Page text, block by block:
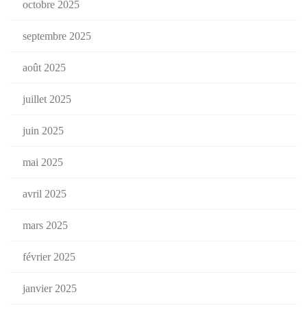
octobre 2025
septembre 2025
août 2025
juillet 2025
juin 2025
mai 2025
avril 2025
mars 2025
février 2025
janvier 2025